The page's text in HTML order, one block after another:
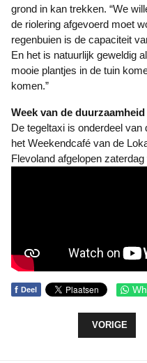
grond in kan trekken. “We
de riolering afgevoerd moet
regenbuien is de capaciteit
En het is natuurlijk geweldig
mooie plantjes in de tuin
komen.”
Week van de duurzaamheid
De tegeltaxi is onderdeel van de week van de duurzaamheid. In
het Weekendcafé van de
Flevoland afgelopen
f Deel
VORIG
VORIGE